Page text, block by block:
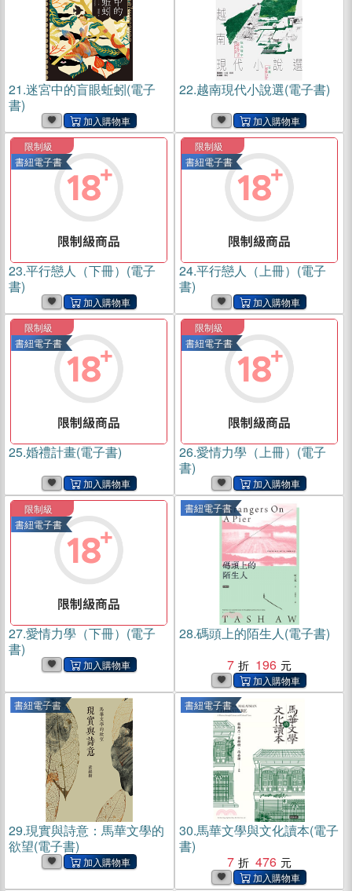
21.迷宮中的盲眼蚯蚓(電子
書)
22.越南現代小說選(電子書)
限制級
書紐電子書
23.平行戀人（下冊）(電子
書)
限制級
書紐電子書
24.平行戀人（上冊）(電子
書)
限制級
書紐電子書
25.婚禮計畫(電子書)
限制級
書紐電子書
26.愛情力學（上冊）(電子
書)
限制級
書紐電子書
27.愛情力學（下冊）(電子
書)
書紐電子書
28.碼頭上的陌生人(電子書)
7
196
書紐電子書
29.現實與詩意：馬華文學的
欲望(電子書)
書紐電子書
30.馬華文學與文化讀本(電子
書)
7
476